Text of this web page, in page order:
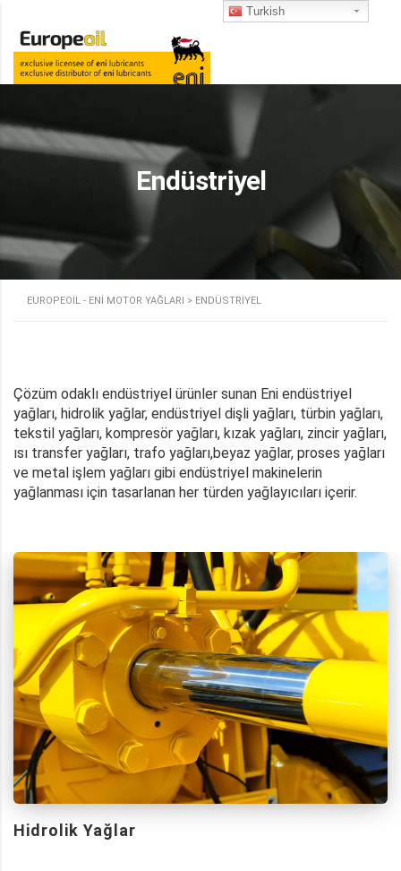
Endüstriyel
EUROPEOIL - ENI MOTOR YAĞLARI > ENDÜSTRIYEL
Çözüm odaklı endüstriyel ürünler sunan Eni endüstriyel
yağları, hidrolik yağlar, endüstriyel dişli yağları, türbin yağları,
tekstil yağları, kompresör yağları, kızak yağları, zincir yağları,
ısı transfer yağları, trafo yağları,beyaz yağlar, proses yağları
ve metal işlem yağları gibi endüstriyel makinelerin
yağlanması için tasarlanan her türden yağlayıcıları içerir.
Hidrolik Yağlar
Turkish